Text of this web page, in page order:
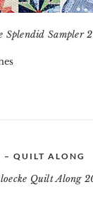
Splendid Sampler 2
– QUILT ALONG